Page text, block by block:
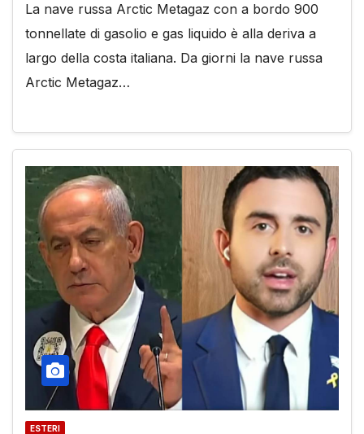
La nave russa Arctic Metagaz con a bordo 900
tonnellate di gasolio e gas liquido è alla deriva a
largo della costa italiana. Da giorni la nave russa
Arctic Metagaz…
ESTERI